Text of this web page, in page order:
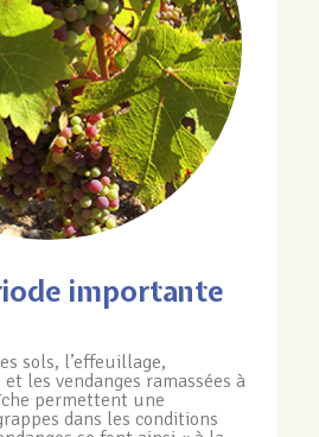
importante
sols, l’effeuillage,
et les vendanges ramassées à
permettent une
dans les conditions